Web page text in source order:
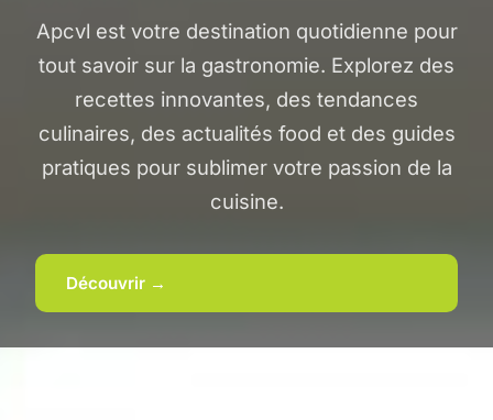
Apcvl est votre destination quotidienne pour
tout savoir sur la gastronomie. Explorez des
recettes innovantes, des tendances
culinaires, des actualités food et des guides
pratiques pour sublimer votre passion de la
cuisine.
Découvrir →